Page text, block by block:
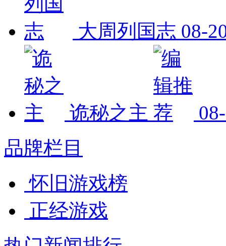
大周列国志 08-
诡秘之主
品牌栏目
怀旧游戏榜
正经游戏